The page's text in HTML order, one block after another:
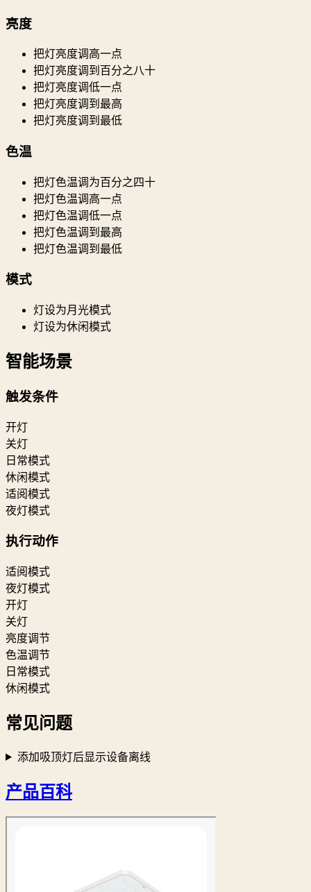
亮度
把灯亮度调高一点
把灯亮度调到百分之八十
把灯亮度调低一点
把灯亮度调到最高
把灯亮度调到最低
色温
把灯色温调为百分之四十
把灯色温调高一点
把灯色温调低一点
把灯色温调到最高
把灯色温调到最低
模式
灯设为月光模式
灯设为休闲模式
智能场景
触发条件
开灯
关灯
日常模式
休闲模式
适阅模式
夜灯模式
执行动作
适阅模式
夜灯模式
开灯
关灯
亮度调节
色温调节
日常模式
休闲模式
常见问题
添加吸顶灯后显示设备离线
产品百科